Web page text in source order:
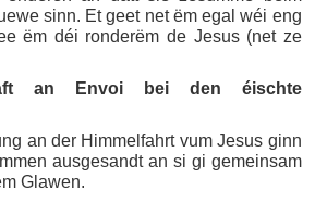
sinn. Et geet net ëm egal wéi eng
ëm déi ronderëm de Jesus (net ze
an Envoi bei den éischte
an der Himmelfahrt vum Jesus ginn
ausgesandt an si gi gemeinsam
Glawen.